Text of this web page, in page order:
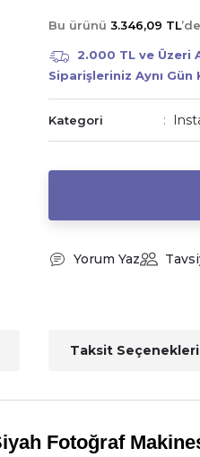
Bu ürünü 3.346,09 TL
2.000 TL ve Üzeri
Siparişleriniz Aynı Gün
Kategori
Yorum Yaz
Taksit Seçenekleri
Fotoğraf